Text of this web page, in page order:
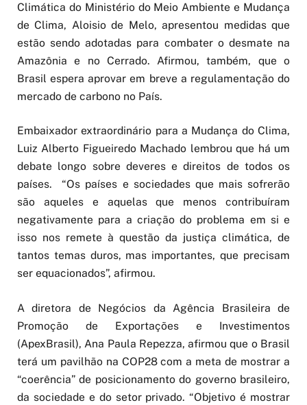
Climática do Ministério do Meio Ambiente e Mudança
de Clima, Aloisio de Melo, apresentou medidas que
estão sendo adotadas para combater o desmate na
Amazônia e no Cerrado. Afirmou, também, que o
Brasil espera aprovar em breve a regulamentação do
mercado de carbono no País.
Embaixador extraordinário para a Mudança do Clima,
Luiz Alberto Figueiredo Machado lembrou que há um
debate longo sobre deveres e direitos de todos os
países. “Os países e sociedades que mais sofrerão
são aqueles e aquelas que menos contribuíram
negativamente para a criação do problema em si e
isso nos remete à questão da justiça climática, de
tantos temas duros, mas importantes, que precisam
ser equacionados”, afirmou.
A diretora de Negócios da Agência Brasileira de
Promoção de Exportações e Investimentos
(ApexBrasil), Ana Paula Repezza, afirmou que o Brasil
terá um pavilhão na COP28 com a meta de mostrar a
“coerência” de posicionamento do governo brasileiro,
da sociedade e do setor privado. “Objetivo é mostrar